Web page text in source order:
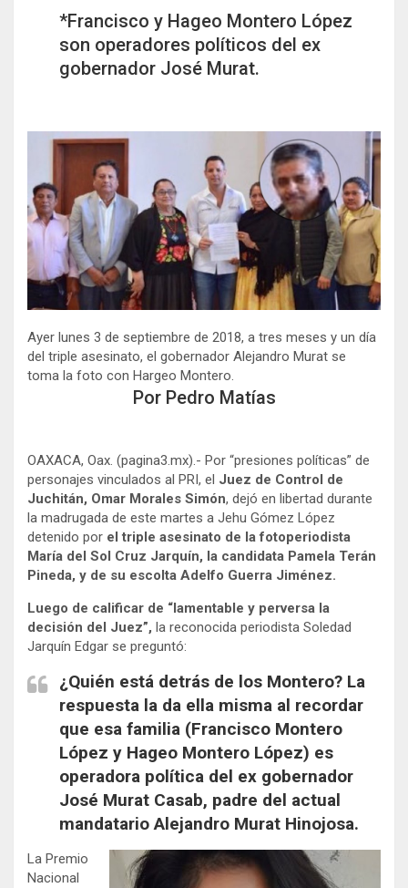
*Francisco y Hageo Montero López
son operadores políticos del ex
gobernador José Murat.
Ayer lunes 3 de septiembre de 2018, a tres meses y un día
del triple asesinato, el gobernador Alejandro Murat se
toma la foto con Hargeo Montero.
Por Pedro Matías
OAXACA, Oax. (pagina3.mx).- Por “presiones políticas” de
personajes vinculados al PRI, el Juez de Control de
Juchitán, Omar Morales Simón, dejó en libertad durante
la madrugada de este martes a Jehu Gómez López
detenido por el triple asesinato de la fotoperiodista
María del Sol Cruz Jarquín, la candidata Pamela Terán
Pineda, y de su escolta Adelfo Guerra Jiménez.
Luego de calificar de “lamentable y perversa la
decisión del Juez”, la reconocida periodista Soledad
Jarquín Edgar se preguntó:
¿Quién está detrás de los Montero? La
respuesta la da ella misma al recordar
que esa familia (Francisco Montero
López y Hageo Montero López) es
operadora política del ex gobernador
José Murat Casab, padre del actual
mandatario Alejandro Murat Hinojosa.
La Premio
Nacional